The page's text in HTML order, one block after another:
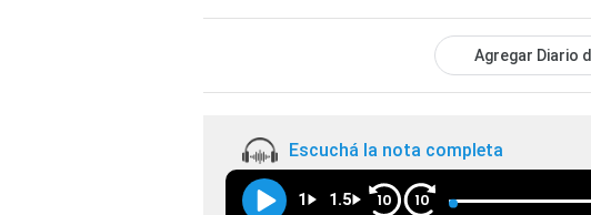
Agregar Diario
Escuchá la nota completa
1 1.5 10 10